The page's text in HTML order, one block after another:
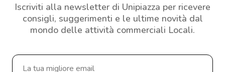
Iscriviti alla newsletter di Unipiazza per ricevere
consigli, suggerimenti e le ultime novità dal
mondo delle attività commerciali Locali.